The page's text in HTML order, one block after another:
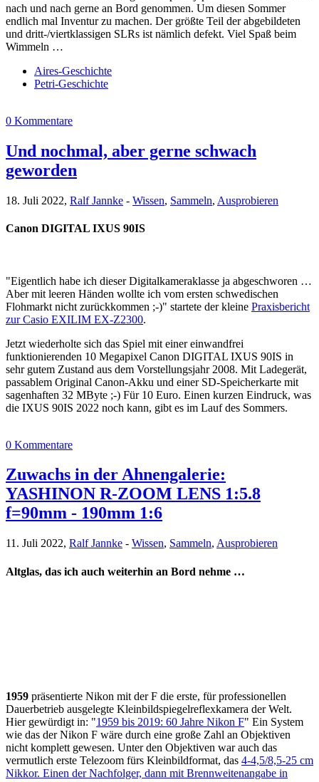
nach und nach gerne an Bord genommen. Um diesen Sommer
endlich mal Inventur zu machen. Der größte Teil der abgebildeten
und dritt-/viertklassigen SLRs ist nämlich defekt. Viel Spaß beim
Wimmeln …
Aires-Geschichte
Petri-Geschichte
0 Kommentare
Und nochmal, aber gerne schwach
geworden
18. Juli 2022, Ralf Jannke - Wissen, Sammeln, Ausprobieren
Canon DIGITAL IXUS 90IS
"Eigentlich habe ich dieser Digitalkameraklasse ja abgeschworen …
Aber mit leeren Händen wollte ich vom ersten schwedischen
Flohmarkt nicht zurückkommen ;-)" startete der kleine Praxisbericht
zur Casio EXILIM EX-Z2300.
Jetzt wiederholte sich das Spiel mit einer einwandfrei
funktionierenden 10 Megapixel Canon DIGITAL IXUS 90IS in
sehr gutem Zustand aus dem Vorstellungsjahr 2008. Mit Ladegerät,
passablem Original Canon-Akku und einer SD-Speicherkarte mit
sagenhaften 32 MByte ;-) Für 10 Euro. Einen kurzen Eindruck, was
die IXUS 90IS 2022 noch kann, gibt es im Lauf des Sommers.
0 Kommentare
Zuwachs in der Ahnengalerie:
YASHINON R-ZOOM LENS 1:5.8
f=90mm - 190mm 1:6
11. Juli 2022, Ralf Jannke - Wissen, Sammeln, Ausprobieren
Altglas, das ich auch weiterhin an Bord nehme …
1959 präsentierte Nikon mit der F die erste, für professionellen
Dauerbetrieb ausgelegte Kleinbildspiegelreflexkamera der Welt.
Hier gewürdigt in: "1959 bis 2019: 60 Jahre Nikon F" Ein System
wie das der Nikon F wäre durch eine große Zahl an Objektiven
nicht komplett gewesen. Unter den Objektiven war auch das
vermutlich erste Telezoom fürs Kleinbildformat, das 4-4,5/8,5-25 cm
Nikkor. Einen der Nachfolger, dann mit Brennweitenangabe in